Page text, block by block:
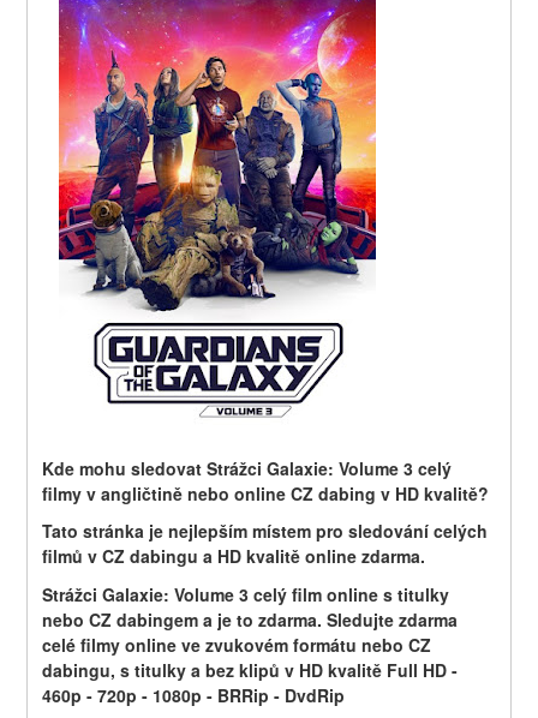
Kde mohu sledovat Strážci Galaxie: Volume 3 celý
filmy v angličtině nebo online CZ dabing v HD kvalitě?
Tato stránka je nejlepším místem pro sledování celých
filmů v CZ dabingu a HD kvalitě online zdarma.
Strážci Galaxie: Volume 3 celý film online s titulky
nebo CZ dabingem a je to zdarma. Sledujte zdarma
celé filmy online ve zvukovém formátu nebo CZ
dabingu, s titulky a bez klipů v HD kvalitě Full HD -
460p - 720p - 1080p - BRRip - DvdRip